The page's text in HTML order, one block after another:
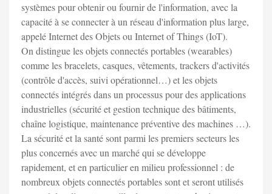
systèmes pour obtenir ou fournir de l'information, avec la
capacité à se connecter à un réseau d'information plus large,
appelé Internet des Objets ou Internet of Things (IoT).
On distingue les objets connectés portables (wearables)
comme les bracelets, casques, vêtements, trackers d'activités
(contrôle d'accès, suivi opérationnel…) et les objets
connectés intégrés dans un processus pour des applications
industrielles (sécurité et gestion technique des bâtiments,
chaîne logistique, maintenance préventive des machines …).
La sécurité et la santé sont parmi les premiers secteurs les
plus concernés avec un marché qui se développe
rapidement, et en particulier en milieu professionnel : de
nombreux objets connectés portables sont et seront utilisés